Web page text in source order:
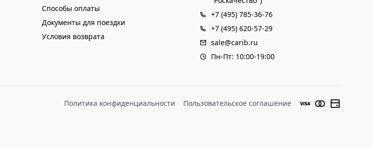
Способы оплаты
Документы для поездки
Условия возврата
+7 (495) 785-36-76
+7 (495) 620-57-29
sale@carib.ru
Пн-Пт: 10:00-19:00
Политика конфиденциальности Пользовательское соглашение